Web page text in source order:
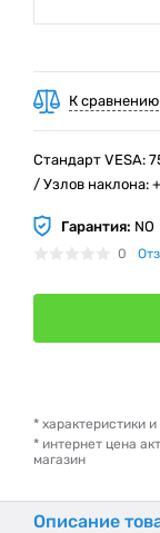
К сравнению
Стандарт VESA:
/ Узлов наклона:
Гарантия: NO
0
* характеристики
* интернет цена
магазин
Описание